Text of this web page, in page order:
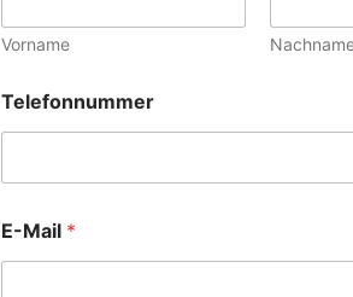
Vorname
Telefonnummer
E-Mail *